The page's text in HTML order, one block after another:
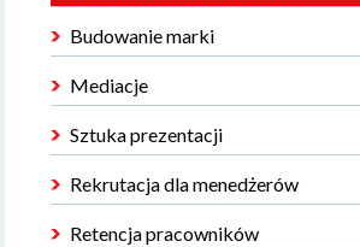
Budowanie marki
Mediacje
Sztuka prezentacji
Rekrutacja dla menedżerów
Retencja pracowników